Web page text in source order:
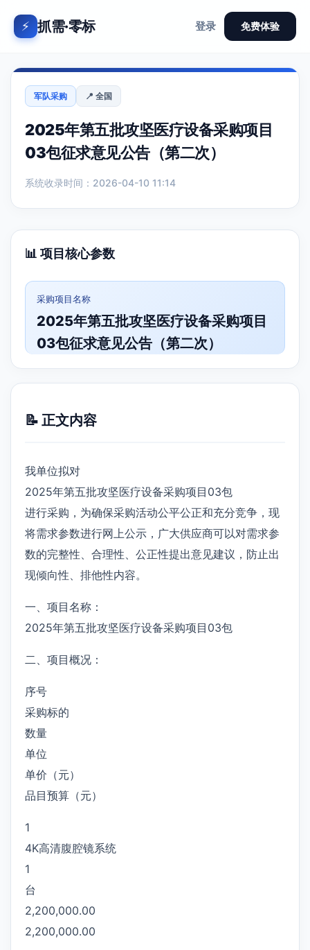
⚡ 抓需·零标 登录 免费体验
军队采购 📍 全国
2025年第五批攻坚医疗设备采购项目
03包征求意见公告（第二次）
系统收录时间：2026-04-10 11:14
📊 项目核心参数
采购项目名称
2025年第五批攻坚医疗设备采购项目
03包征求意见公告（第二次）
📝 正文内容
我单位拟对
2025年第五批攻坚医疗设备采购项目03包
进行采购，为确保采购活动公平公正和充分竞争，现
将需求参数进行网上公示，广大供应商可以对需求参
数的完整性、合理性、公正性提出意见建议，防止出
现倾向性、排他性内容。
一、项目名称：
2025年第五批攻坚医疗设备采购项目03包
二、项目概况：
序号
采购标的
数量
单位
单价（元）
品目预算（元）
1
4K高清腹腔镜系统
1
台
2,200,000.00
2,200,000.00